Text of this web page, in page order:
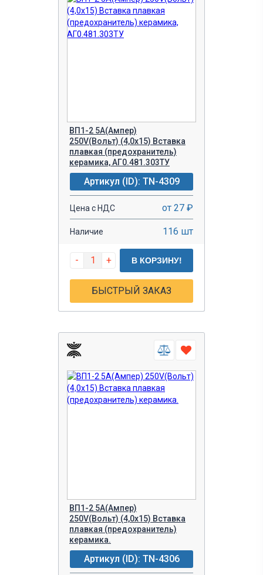
ВП1-2 5A(Ампер)
250V(Вольт) (4,0х15) Вставка
плавкая (предохранитель)
керамика, АГ0.481.303ТУ
Артикул (ID): TN-4309
Цена с НДС от 27 ₽
Наличие 116 шт
- + В КОРЗИНУ!
БЫСТРЫЙ ЗАКАЗ
ВП1-2 5A(Ампер)
250V(Вольт) (4,0х15) Вставка
плавкая (предохранитель)
керамика.
Артикул (ID): TN-4306